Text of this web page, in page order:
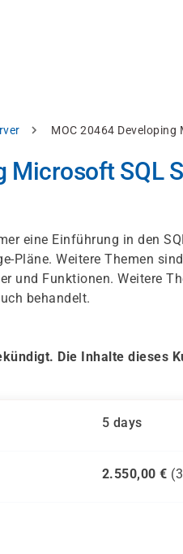
MOC 20464
Microsoft SQL
eine Einführung in den
Pläne. Weitere Themen
und Funktionen. Weitere
behandelt.
Die Inhalte dieses
5 days
2.550,00 € (